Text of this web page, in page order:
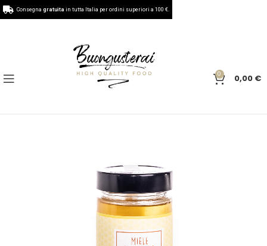
0 0,00 €
Consegna gratuita in tutta Italia per ordini superiori a 100 €.